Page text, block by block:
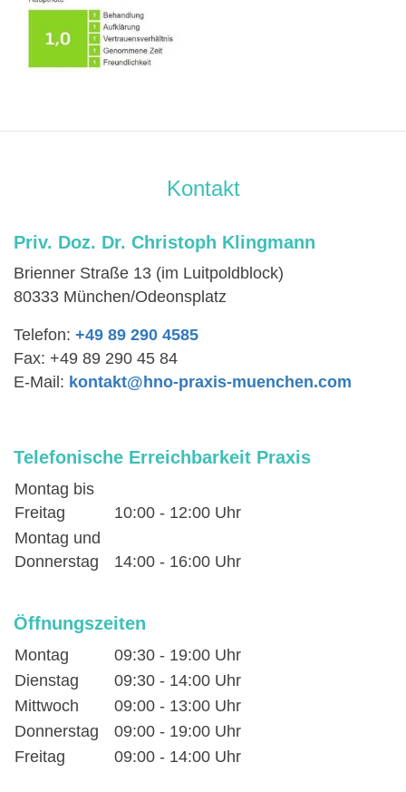
Kontakt
Priv. Doz. Dr. Christoph Klingmann
Brienner Straße 13 (im Luitpoldblock)
80333 München/Odeonsplatz
Telefon: +49 89 290 4585
Fax: +49 89 290 45 84
E-Mail: kontakt@hno-praxis-muenchen.com
Telefonische Erreichbarkeit Praxis
Montag bis
Freitag
10:00 - 12:00 Uhr
Montag und
Donnerstag
14:00 - 16:00 Uhr
Öffnungszeiten
Montag
09:30 - 19:00 Uhr
Dienstag
09:30 - 14:00 Uhr
Mittwoch
09:00 - 13:00 Uhr
Donnerstag 09:00 - 19:00 Uhr
Freitag
09:00 - 14:00 Uhr